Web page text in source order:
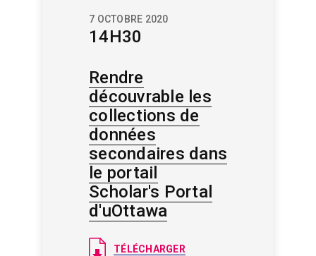
7 OCTOBRE 2020
14H30
Rendre
découvrable les
collections de
données
secondaires dans
le portail
Scholar's Portal
d'uOttawa
Document
TÉLÉCHARGER